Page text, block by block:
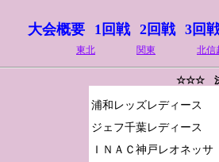
大会概要 1回戦 2回戦 3回
東北 関東 北信
☆☆☆ 決
浦和レッズレディース
ジェフ千葉レディース
ＩＮＡＣ神戸レオネッサ